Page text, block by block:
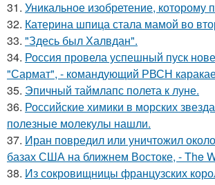
31. Уникальное изобретение, которому
32. Катерина шпица стала мамой во
33. "Здесь был Халвдан".
34. Россия провела успешный пуск
"Сармат", - командующий РВСН
35. Эпичный таймлапс полета к луне.
36. Российские химики в морских
полезные молекулы нашли.
37. Иран повредил или уничтожил
базах США на ближнем Востоке, - The
38. Из сокровищницы французских